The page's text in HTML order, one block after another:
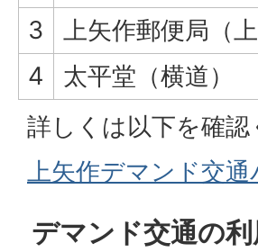
3
上矢作郵便局（
4
太平堂（横道）
詳しくは以下を確認
上矢作デマンド交
デマンド交通の